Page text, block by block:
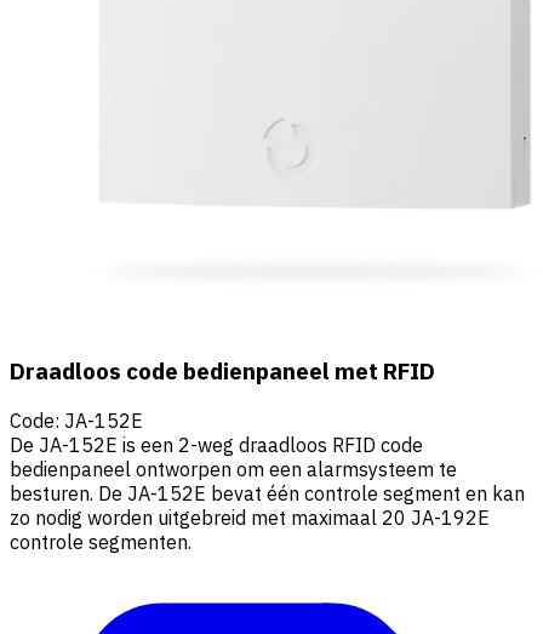
Draadloos code bedienpaneel met RFID
Code: JA-152E
De JA-152E is een 2-weg draadloos RFID code
bedienpaneel ontworpen om een alarmsysteem te
besturen. De JA-152E bevat één controle segment en kan
zo nodig worden uitgebreid met maximaal 20 JA-192E
controle segmenten.